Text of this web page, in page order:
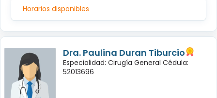
Horarios disponibles
Dra. Paulina Duran Tiburcio
Especialidad: Cirugía General Cédula:
52013696